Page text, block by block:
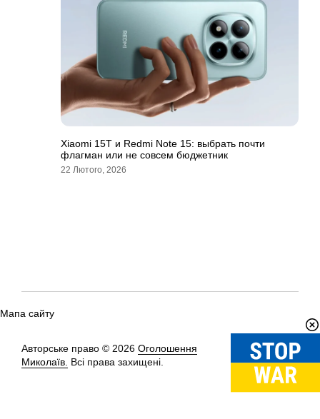
Xiaomi 15T и Redmi Note 15: выбрать почти
флагман или не совсем бюджетник
22 Лютого, 2026
Мапа сайту
Авторське право © 2026 Оголошення
Миколаїв. Всі права захищені.
Вгору↑